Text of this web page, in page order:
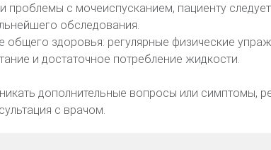
проблемы с мочеиспусканием, пациенту
обследования.
общего здоровья: регулярные физические
и достаточное потребление жидкости.
дополнительные вопросы или симптомы,
с врачом.